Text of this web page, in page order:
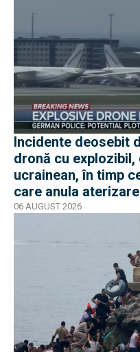
Incidente deosebit
dronă cu
ucrainean, în timp
care anula
06 AUGUST 2026